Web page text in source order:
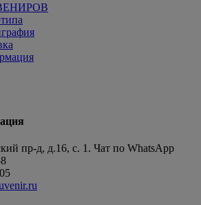
пр-д, д.16, с. 1. Чат по WhatsApp